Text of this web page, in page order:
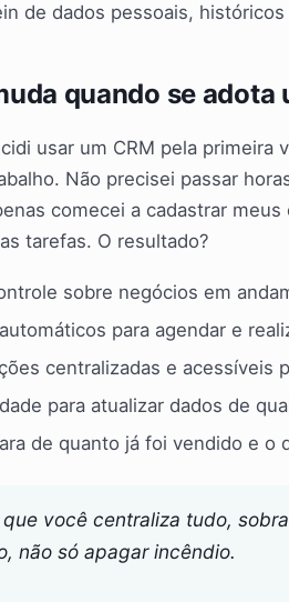
de dados pessoais,
quando se adota
usar um CRM pela
Não precisei passar
comecei a cadastrar
tarefas. O resultado?
sobre negócios em
para agendar e
centralizadas e acessíveis
para atualizar dados de
de quanto já foi vendido e o
você centraliza tudo,
não só apagar incêndio.